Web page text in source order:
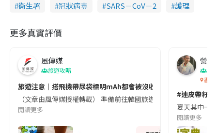
衞生署
冠狀病毒 SARS－CoV－2 護理
更多真實評價
風傳媒
旅遊攻略
旅遊注意｜搭飛機帶尿袋標明mAh都會被沒收😱出發前切記檢查
（文章由風傳媒授權轉載） 準備前往韓國旅遊的民眾，近期要
閱讀更多
營養
香港
#連皮帶籽
夏天其中一
閱讀更多